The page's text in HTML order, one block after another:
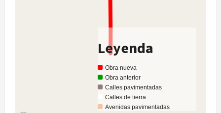
Leyenda
Obra nueva
Obra anterior
Calles pavimentadas
Calles de tierra
Avenidas pavimentadas